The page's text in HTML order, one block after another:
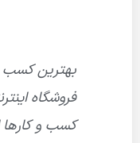
بهترین کسب
فروشگاه
کسب و کارها